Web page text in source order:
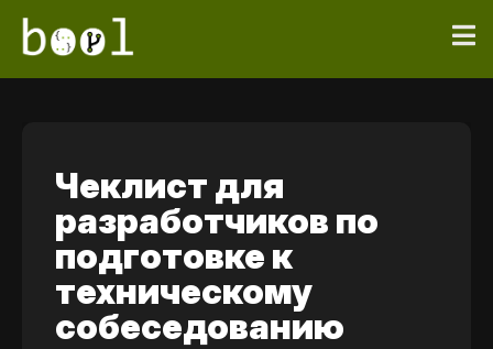
Чеклист для
разработчиков по
подготовке к
техническому
собеседованию